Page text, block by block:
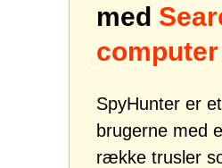
med
SpyHunter er
brugerne med
række trusler